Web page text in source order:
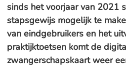
sinds het voorjaar van 2021
stapsgewijs mogelijk te
van eindgebruikers en het
praktijktoetsen komt de
zwangerschapskaart weer